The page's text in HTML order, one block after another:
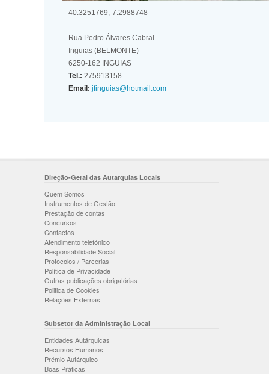
40.3251769,-7.2988748
Rua Pedro Álvares Cabral
Inguias (BELMONTE)
6250-162 INGUIAS
Tel.: 275913158
Email: jfinguias@hotmail.com
Direção-Geral das Autarquias Locais
Quem Somos
Instrumentos de Gestão
Prestação de contas
Concursos
Contactos
Atendimento telefónico
Responsabilidade Social
Protocolos / Parcerias
Política de Privacidade
Outras publicações obrigatórias
Politica de Cookies
Relações Externas
Subsetor da Administração Local
Entidades Autárquicas
Recursos Humanos
Prémio Autárquico
Boas Práticas